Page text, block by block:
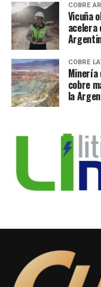
COBRE
Vicuña
acelera
COBRE
Minería
cobre
la